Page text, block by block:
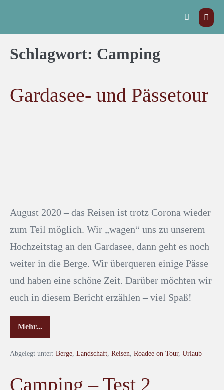
Schlagwort: Camping
Gardasee- und Pässetour
August 2020 – das Reisen ist trotz Corona wieder
zum Teil möglich. Wir „wagen“ uns zu unserem
Hochzeitstag an den Gardasee, dann geht es noch
weiter in die Berge. Wir überqueren einige Pässe
und haben eine schöne Zeit. Darüber möchten wir
euch in diesem Bericht erzählen – viel Spaß!
Mehr...
Abgelegt unter: Berge, Landschaft, Reisen, Roadee on Tour, Urlaub
Camping – Test 2